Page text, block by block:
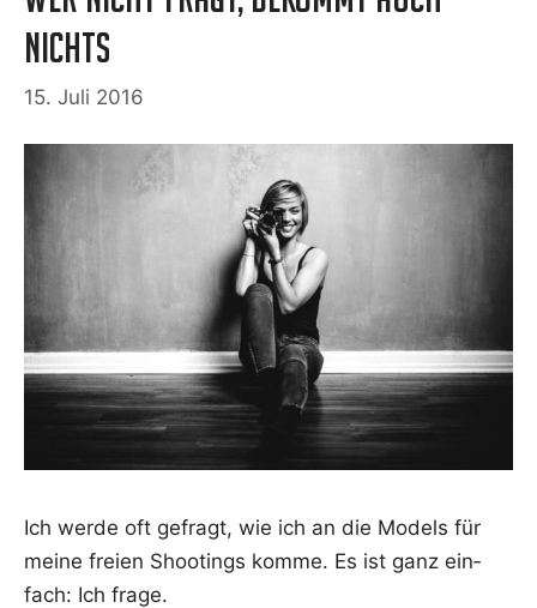
nichts
15. Juli 2016
Ich wer­de oft gefragt, wie ich an die Models für
mei­ne frei­en Shoo­tings kom­me. Es ist ganz ein­
fach: Ich frage.